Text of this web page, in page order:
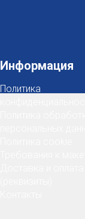
Информация
Политика